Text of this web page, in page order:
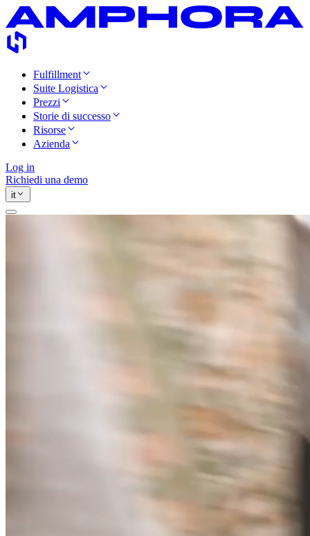
Fulfillment
Suite Logistica
Prezzi
Storie di successo
Risorse
Azienda
Log in
Richiedi una demo
it